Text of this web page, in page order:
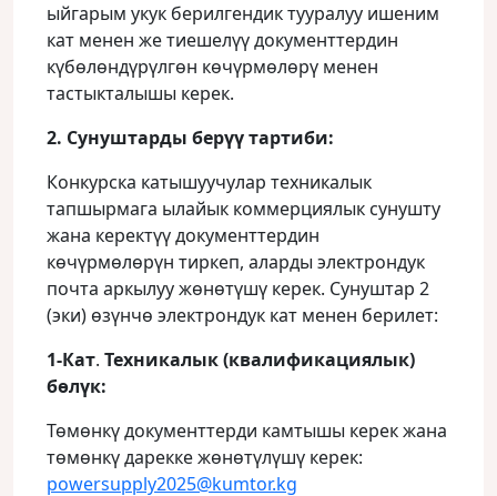
ыйгарым укук берилгендик тууралуу ишеним
кат менен же тиешелүү документтердин
күбөлөндүрүлгөн көчүрмөлөрү менен
тастыкталышы керек.
2. Сунуштарды берүү тартиби:
Конкурска катышуучулар техникалык
тапшырмага ылайык коммерциялык сунушту
жана керектүү документтердин
көчүрмөлөрүн тиркеп, аларды электрондук
почта аркылуу жөнөтүшү керек. Сунуштар 2
(эки) өзүнчө электрондук кат менен берилет:
1-Кат. Техникалык (квалификациялык)
бөлүк:
Төмөнкү документтерди камтышы керек жана
төмөнкү дарекке жөнөтүлүшү керек:
powersupply2025@kumtor.kg